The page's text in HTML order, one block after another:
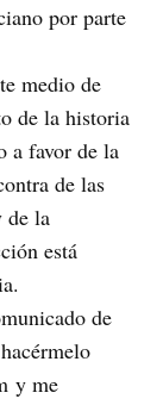
por parte
medio de
de la historia
a favor de la
de las
de la
está
de
y me